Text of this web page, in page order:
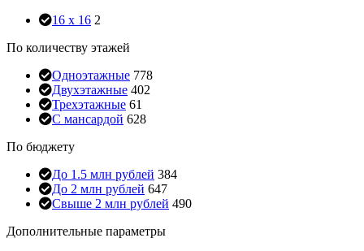
16 x 16 2
По количеству этажей
Одноэтажные 778
Двухэтажные 402
Трехэтажные 61
С мансардой 628
По бюджету
До 1.5 млн рублей 384
До 2 млн рублей 647
Свыше 2 млн рублей 490
Дополнительные параметры